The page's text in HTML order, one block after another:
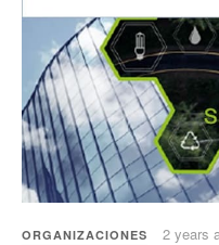
ORGANIZACIONES 2 years